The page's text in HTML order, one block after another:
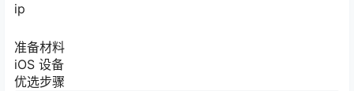
ip
准备材料
iOS 设备
优选步骤